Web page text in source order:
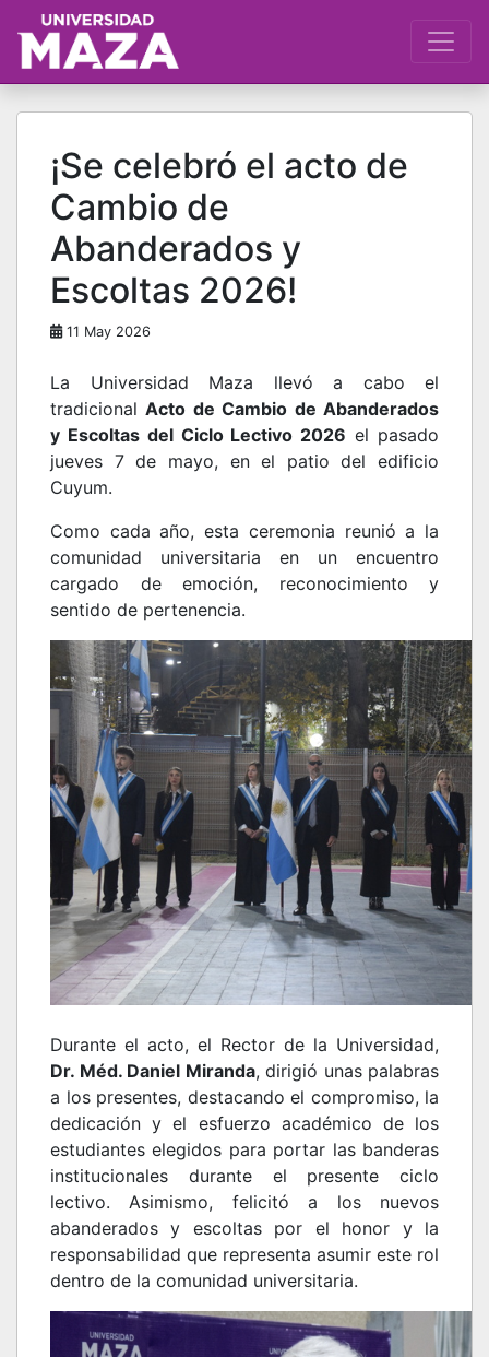
¡Se celebró el acto de
Cambio de
Abanderados y
Escoltas 2026!
11 May 2026
La Universidad Maza llevó a cabo el
tradicionalActo de Cambio de Abanderados
y Escoltas del Ciclo Lectivo 2026 el pasado
jueves 7 de mayo, en el patio del edificio
Cuyum.
Como cada año, esta ceremonia reunió a la
comunidad universitaria en un encuentro
cargado de emoción, reconocimiento y
sentido de pertenencia.
Durante el acto, el Rector de la Universidad,
Dr. Méd. Daniel Miranda, dirigió unas palabras
a los presentes, destacando el compromiso, la
dedicación y el esfuerzo académico de los
estudiantes elegidos para portar las banderas
institucionales durante el presente ciclo
lectivo. Asimismo, felicitó a los nuevos
abanderados y escoltas por el honor y la
responsabilidad que representa asumir este rol
dentro de la comunidad universitaria.